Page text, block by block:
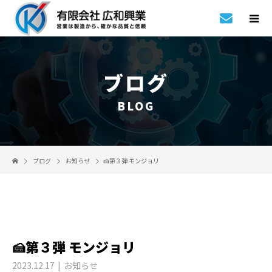
ブログ
BLOG
ブログ お知らせ 🍰第３弾 モンジョリ
🍰第３弾 モンジョリ
2023.12.17 お知らせ